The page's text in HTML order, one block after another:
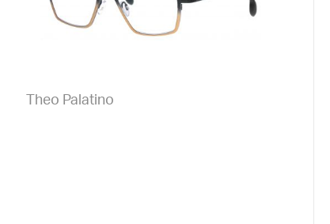
Theo Palatino